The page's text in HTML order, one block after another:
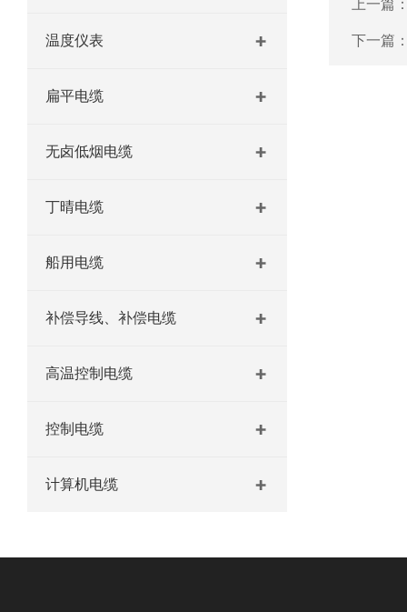
温度仪表
扁平电缆
无卤低烟电缆
丁晴电缆
船用电缆
补偿导线、补偿电缆
高温控制电缆
控制电缆
计算机电缆
上一篇
下一篇